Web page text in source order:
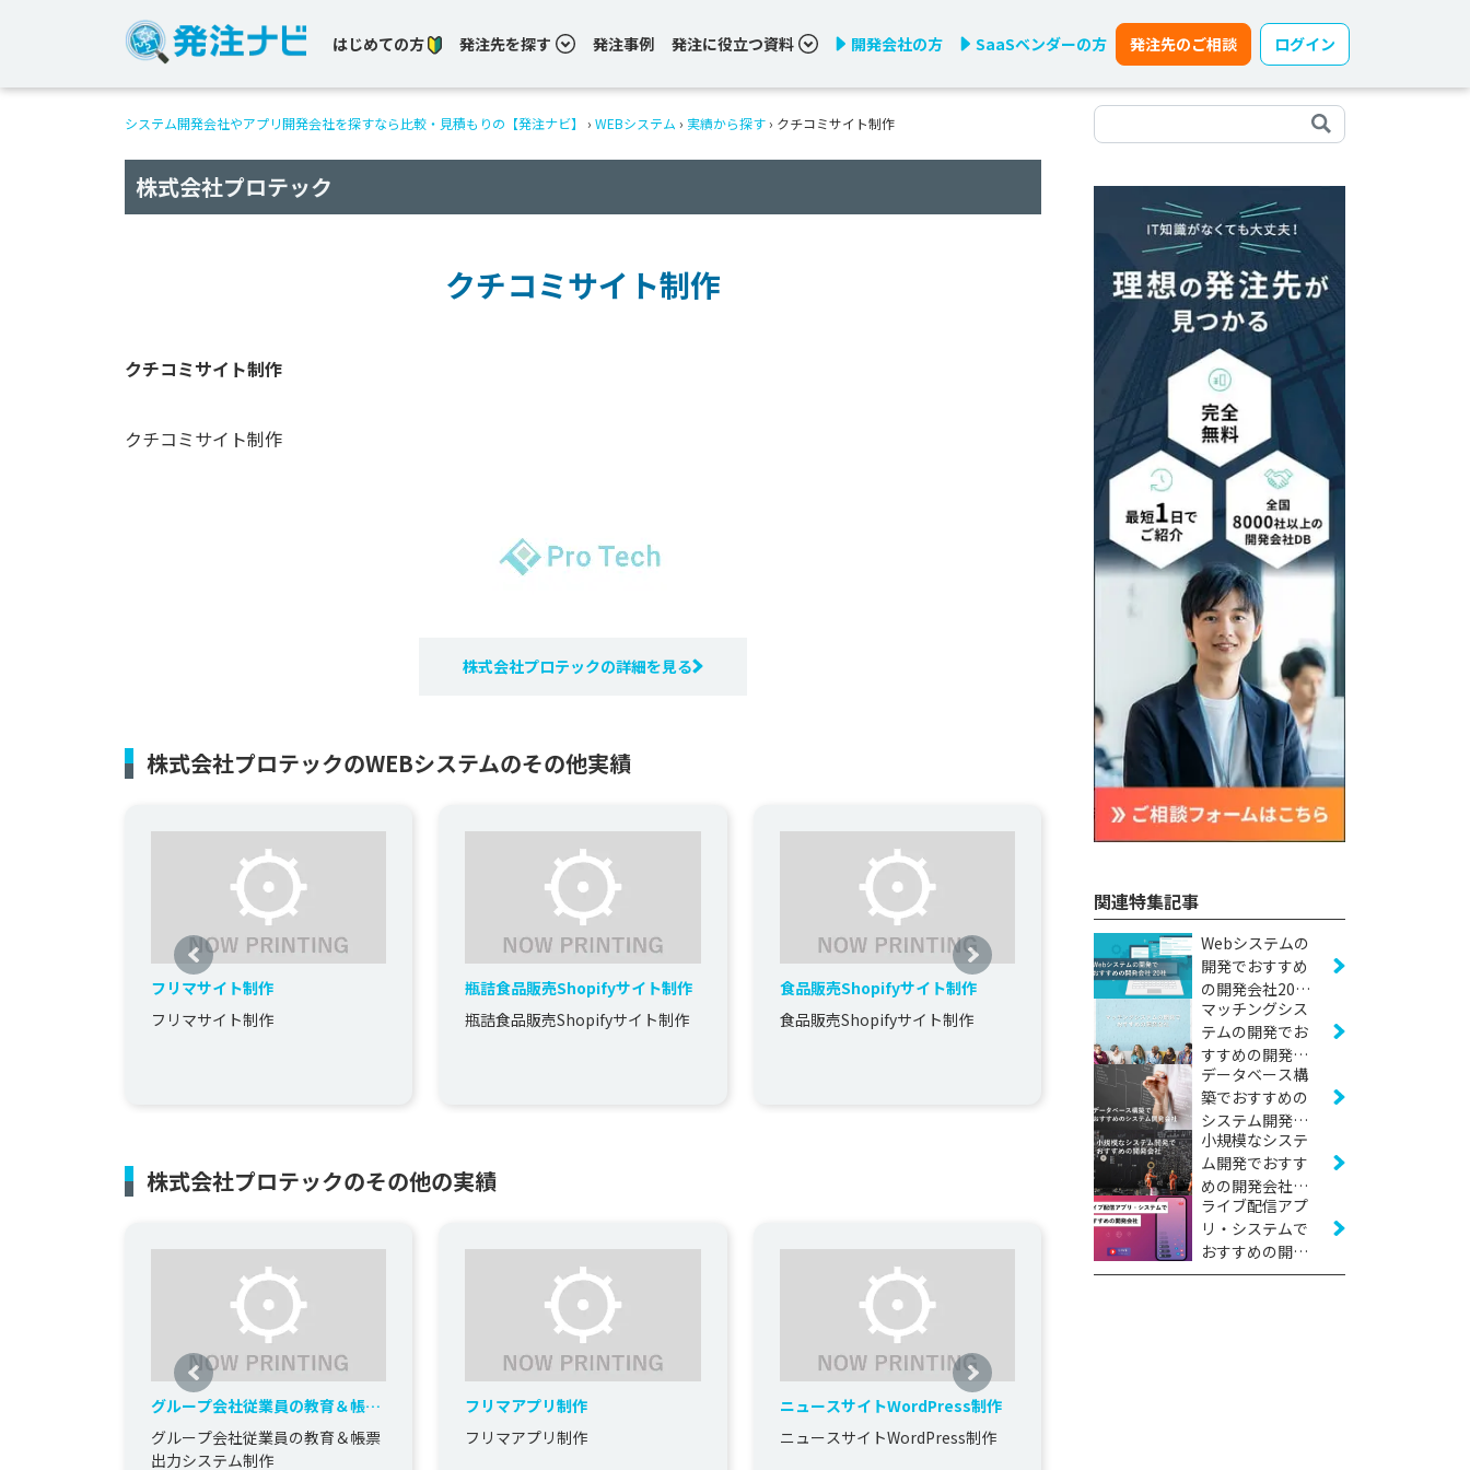
はじめての方 発注先を探す 発注事例 発注に役立つ資料 開発会社の方 SaaSベンダーの方 発注先のご相談 ログイン
システム開発会社やアプリ開発会社を探すなら比較・見積もりの【発注ナビ】 › WEBシステム › 実績から探す › クチコミサイト制作
株式会社プロテック
クチコミサイト制作
クチコミサイト制作
株式会社プロテックの詳細を見る
株式会社プロテックのWEBシステムのその他実績
フリマサイト制作
フリマサイト制作
瓶詰食品販売Shopifyサイト制作
瓶詰食品販売Shopifyサイト制作
食品販売Shopifyサイト制作
食品販売Shopifyサイト制作
株式会社プロテックのその他の実績
グループ会社従業員の教育＆帳票
出力システム制作
グループ会社従業員の教育＆帳票
出力システム制作
フリマアプリ制作
フリマアプリ制作
ニュースサイトWordPress制作
ニュースサイトWordPress制作
関連特集記事
Webシステムの
開発でおすすめ
の開発会社20社
【2026年版】
マッチングシス
テムの開発でお
すすめの開発会
社16社【2026年
版】
データベース構
築でおすすめの
システム開発会
社11社【2026年
版】
小規模なシステ
ム開発でおすす
めの開発会社16
社【2026年版】
ライブ配信アプ
リ・システムで
おすすめの開発
会社10社【2026